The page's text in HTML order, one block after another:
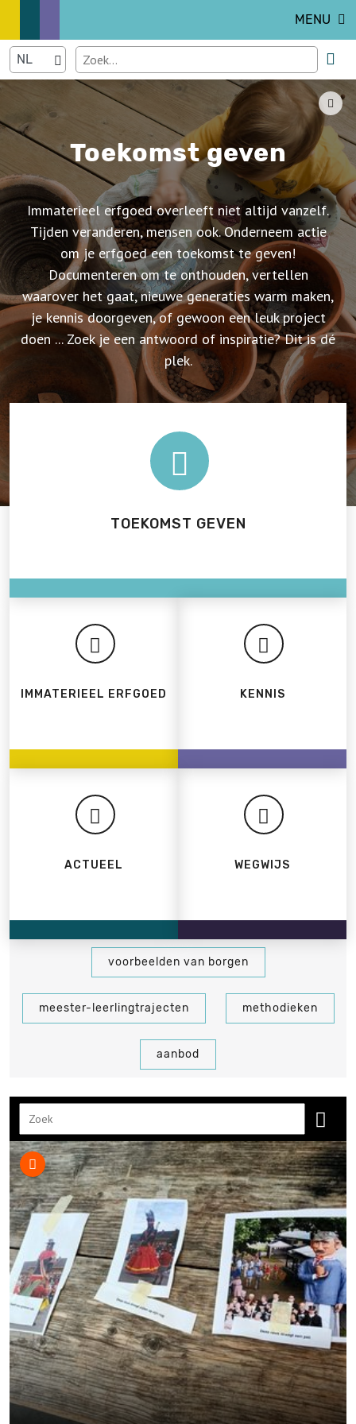
MENU
Toekomst geven
Immaterieel erfgoed overleeft niet altijd vanzelf.
Tijden veranderen, mensen ook. Onderneem actie
om je erfgoed een toekomst te geven!
Documenteren om te onthouden, vertellen
waarover het gaat, nieuwe generaties warm maken,
je kennis doorgeven, of gewoon een leuk project
doen ... Zoek je een antwoord of inspiratie? Dit is dé
plek.
IMMATERIEEL ERFGOED
TOEKOMST GEVEN
KENNIS
ACTUEEL WEGWIJS
voorbeelden van borgen
meester-leerlingtrajecten methodieken
aanbod